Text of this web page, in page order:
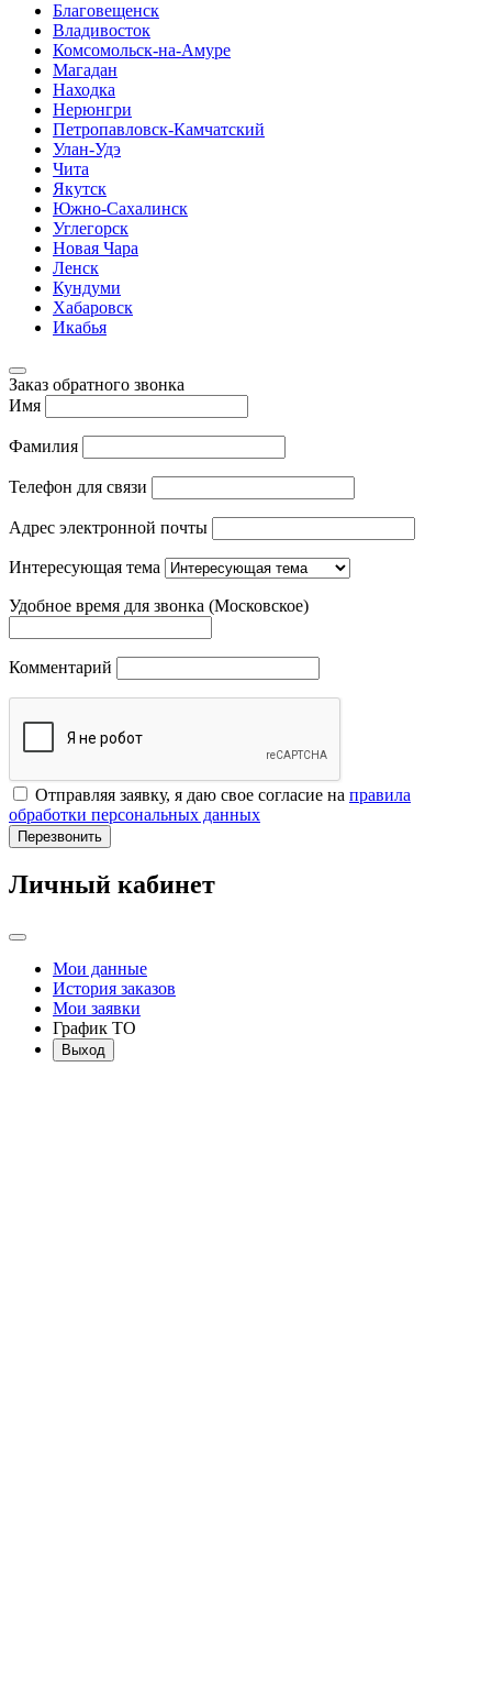
Благовещенск
Владивосток
Комсомольск-на-Амуре
Магадан
Находка
Нерюнгри
Петропавловск-Камчатский
Улан-Удэ
Чита
Якутск
Южно-Сахалинск
Углегорск
Новая Чара
Ленск
Кундуми
Хабаровск
Икабья
Заказ обратного звонка
Имя
Фамилия
Телефон для связи
Адрес электронной почты
Интересующая тема
Удобное время для звонка (Московское)
Комментарий
Отправляя заявку, я даю свое согласие на правила
обработки персональных данных
Перезвонить
Личный кабинет
Мои данные
История заказов
Мои заявки
График ТО
Выход